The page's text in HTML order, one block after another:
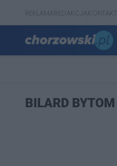
REKLAMAREDAKCJAKONTAKT
BILARD BYTOM